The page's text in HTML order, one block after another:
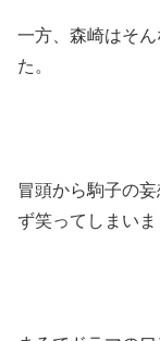
一方、森崎はそ
た。
冒頭から駒子の
ず笑ってしまいま